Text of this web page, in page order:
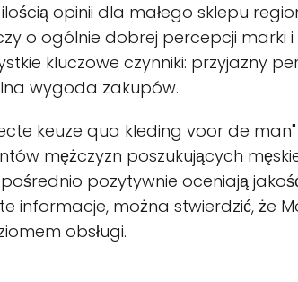
ilością opinii dla małego sklepu
o ogólnie dobrej percepcji marki
kluczowe czynniki: przyjazny
wygoda zakupów.
keuze qua kleding voor de
mężczyzn poszukujących
pozytywnie oceniają
informacje, można stwierdzić, że
obsługi.